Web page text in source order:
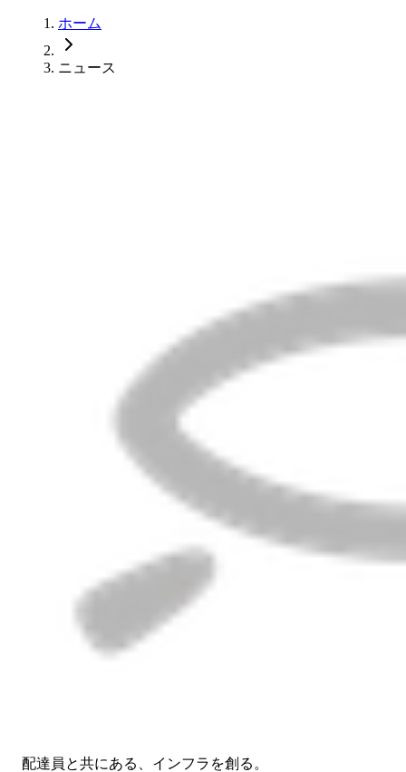
ホーム
ニュース
配達員と共にある、インフラを創る。